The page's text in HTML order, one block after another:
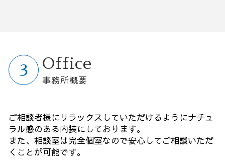
Office
事務所概要
ご相談者様にリラックスしていただけるようにナチュ
ラル感のある内装にしております。
また、相談室は完全個室なので安心してご相談いただ
くことが可能です。